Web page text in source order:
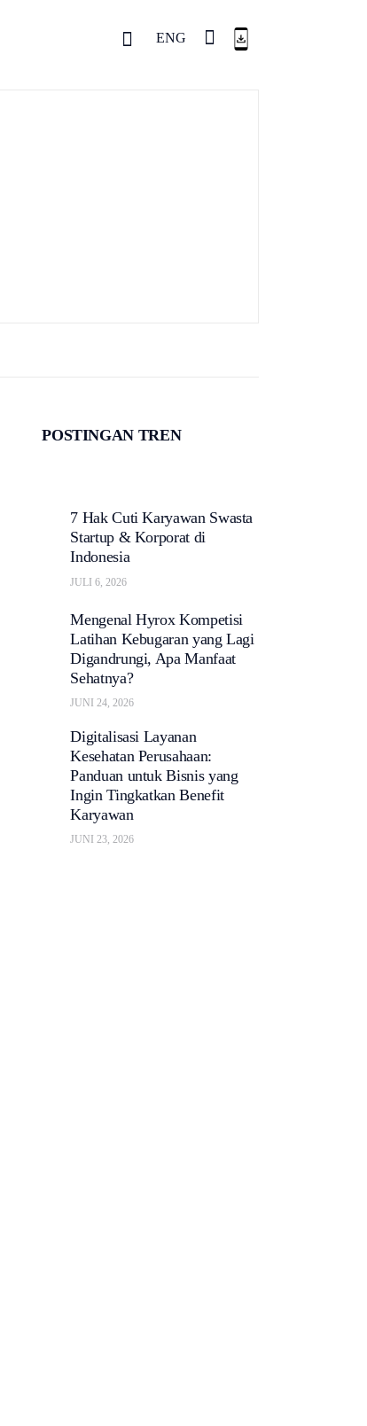
ENG
POSTINGAN TREN
7 Hak Cuti Karyawan Swasta
Startup & Korporat di
Indonesia
JULI 6, 2026
Mengenal Hyrox Kompetisi
Latihan Kebugaran yang Lagi
Digandrungi, Apa Manfaat
Sehatnya?
JUNI 24, 2026
Digitalisasi Layanan
Kesehatan Perusahaan:
Panduan untuk Bisnis yang
Ingin Tingkatkan Benefit
Karyawan
JUNI 23, 2026